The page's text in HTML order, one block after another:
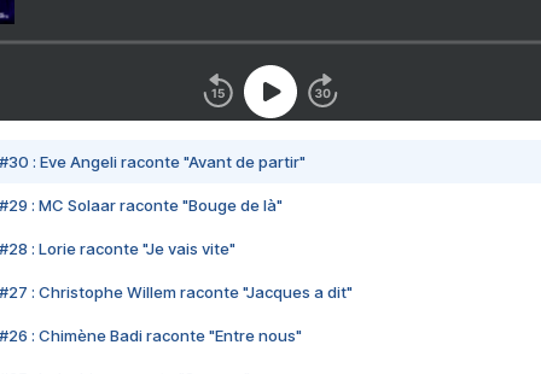
#30 : Eve Angeli raconte "Avant de partir"
#29 : MC Solaar raconte "Bouge de là"
#28 : Lorie raconte "Je vais vite"
#27 : Christophe Willem raconte "Jacques a dit"
#26 : Chimène Badi raconte "Entre nous"